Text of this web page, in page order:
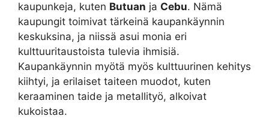
kaupunkeja, kuten Butuan ja Cebu. Nämä
kaupungit toimivat tärkeinä kaupankäynnin
keskuksina, ja niissä asui monia eri
kulttuuritaustoista tulevia ihmisiä.
Kaupankäynnin myötä myös kulttuurinen kehitys
kiihtyi, ja erilaiset taiteen muodot, kuten
keraaminen taide ja metallityö, alkoivat
kukoistaa.